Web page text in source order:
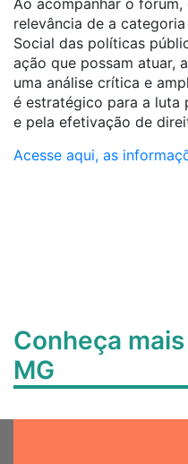
Ao acompanhar o fórum,
relevância de a
Social das políticas
ação que possam atuar,
uma análise crítica e
é estratégico para a luta
e pela efetivação de
Acesse aqui, as
Conheça
MG